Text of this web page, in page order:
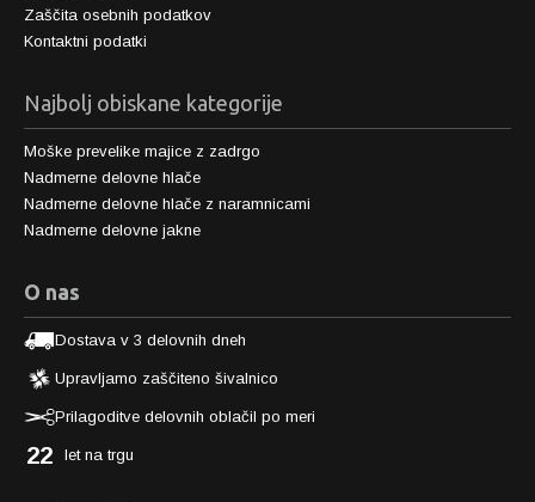
Zaščita osebnih podatkov
Kontaktni podatki
Najbolj obiskane kategorije
Moške prevelike majice z zadrgo
Nadmerne delovne hlače
Nadmerne delovne hlače z naramnicami
Nadmerne delovne jakne
O nas
Dostava v 3 delovnih dneh
Upravljamo zaščiteno šivalnico
Prilagoditve delovnih oblačil po meri
22 let na trgu